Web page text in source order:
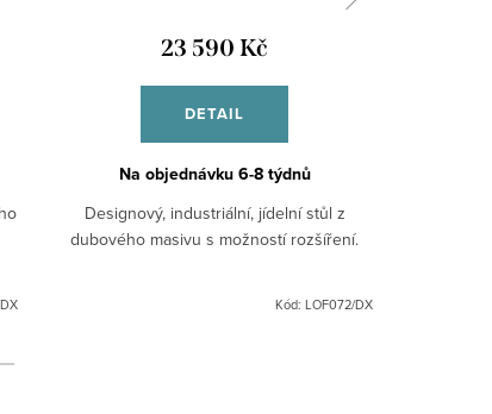
23 590 Kč
DETAIL
Na objednávku 6-8 týdnů
Designový, industriální, jídelní stůl z
dubového masivu s možností rozšíření.
Kód: LOF072/DX